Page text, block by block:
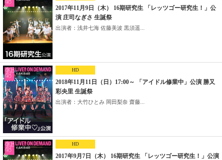
2017年11月9日（木） 16期研究生 「レッツゴー研究生！」公
演 庄司なぎさ 生誕祭
出演者：浅井七海 佐藤美波 黒須遥...
HD
2018年11月11日（日）17:00～ 「アイドル修業中」公演 勝又
彩央里 生誕祭
出演者：大竹ひとみ 岡田梨奈 齋藤...
HD
2017年9月7日（木） 16期研究生 「レッツゴー研究生！」公演